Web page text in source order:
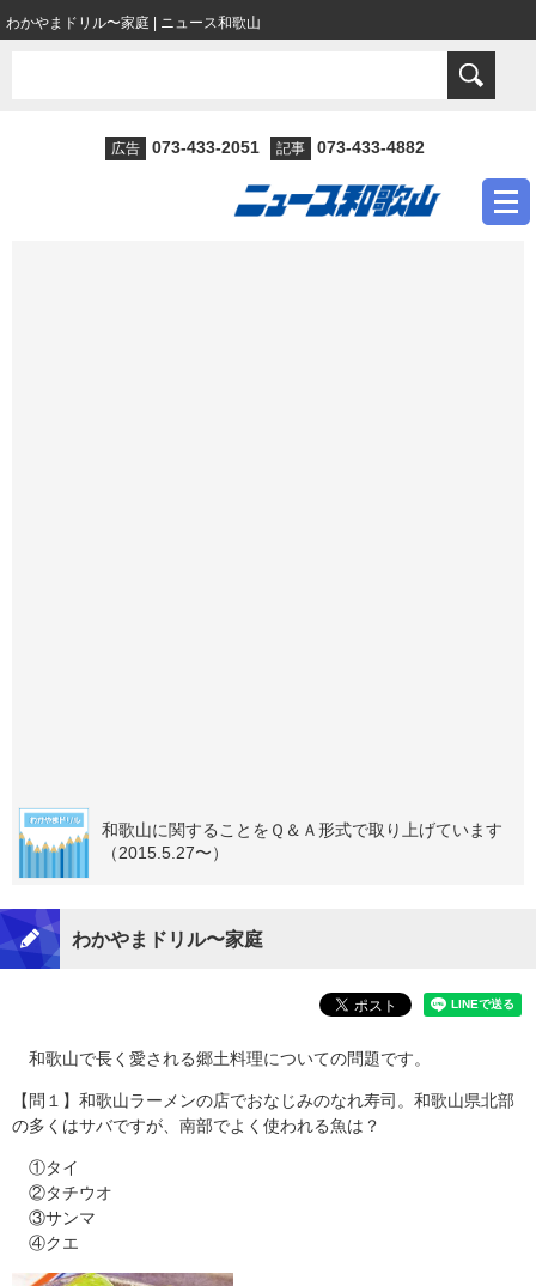
わかやまドリル〜家庭 | ニュース和歌山
広告 073-433-2051 記事 073-433-4882
和歌山に関することをＱ＆Ａ形式で取り上げています
（2015.5.27〜）
わかやまドリル〜家庭
和歌山で長く愛される郷土料理についての問題です。
【問１】和歌山ラーメンの店でおなじみのなれ寿司。和歌山県北部
の多くはサバですが、南部でよく使われる魚は？
①タイ
②タチウオ
③サンマ
④クエ